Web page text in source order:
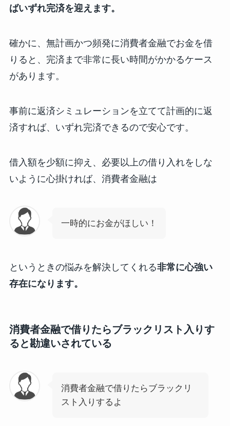
ばいずれ完済を迎えます。
確かに、無計画かつ頻発に消費者金融でお金を借
りると、完済まで非常に長い時間がかかるケース
があります。
事前に返済シミュレーションを立てて計画的に返
済すれば、いずれ完済できるので安心です。
借入額を少額に抑え、必要以上の借り入れをしな
いように心掛ければ、消費者金融は
一時的にお金がほしい！
というときの悩みを解決してくれる非常に心強い
存在になります。
消費者金融で借りたらブラックリスト入りす
ると勘違いされている
消費者金融で借りたらブラックリ
スト入りするよ